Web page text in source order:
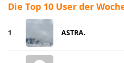
Die Top 10 User der
1 ASTRA.